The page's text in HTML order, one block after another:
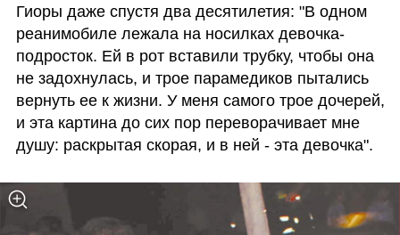
Гиоры даже спустя два десятилетия: "В одном
реанимобиле лежала на носилках девочка-
подросток. Ей в рот вставили трубку, чтобы она
не задохнулась, и трое парамедиков пытались
вернуть ее к жизни. У меня самого трое дочерей,
и эта картина до сих пор переворачивает мне
душу: раскрытая скорая, и в ней - эта девочка".